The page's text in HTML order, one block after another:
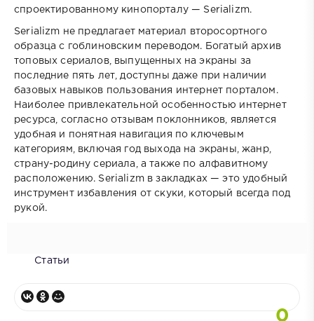
спроектированному кинопорталу — Serializm.
Serializm не предлагает материал второсортного
образца с гоблиновским переводом. Богатый архив
топовых сериалов, выпущенных на экраны за
последние пять лет, доступны даже при наличии
базовых навыков пользования интернет порталом.
Наиболее привлекательной особенностью интернет
ресурса, согласно отзывам поклонников, является
удобная и понятная навигация по ключевым
категориям, включая год выхода на экраны, жанр,
страну-родину сериала, а также по алфавитному
расположению. Serializm в закладках — это удобный
инструмент избавления от скуки, который всегда под
рукой.
Статьи
0